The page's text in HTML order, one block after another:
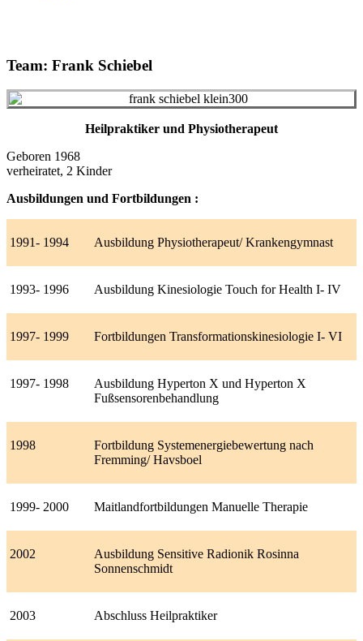
Team: Frank Schiebel
Heilpraktiker und Physiotherapeut
Geboren 1968
verheiratet, 2 Kinder
Ausbildungen und Fortbildungen :
1991- 1994 Ausbildung Physiotherapeut/ Krankengymnast
1993- 1996 Ausbildung Kinesiologie Touch for Health I- IV
1997- 1999 Fortbildungen Transformationskinesiologie I- VI
1997- 1998
Ausbildung Hyperton X und Hyperton X
Fußsensorenbehandlung
1998
Fortbildung Systemenergiebewertung nach
Fremming/ Havsboel
1999- 2000 Maitlandfortbildungen Manuelle Therapie
2002
Ausbildung Sensitive Radionik Rosinna
Sonnenschmidt
2003 Abschluss Heilpraktiker